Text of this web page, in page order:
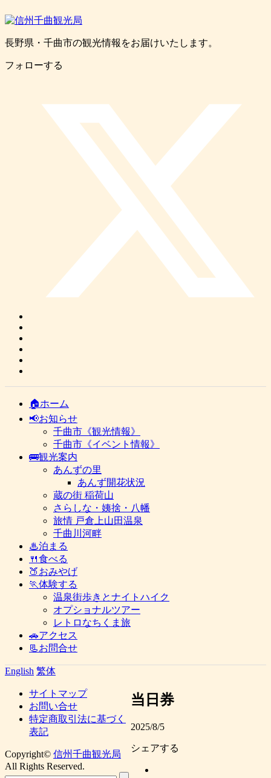
長野県・千曲市の観光情報をお届けいたします。
フォローする
🏠ホーム
📢お知らせ
千曲市《観光情報》
千曲市《イベント情報》
🚌観光案内
あんずの里
あんず開花状況
蔵の街 稲荷山
さらしな・姨捨・八幡
旅情 戸倉上山田温泉
千曲川河畔
♨泊まる
🍴食べる
🍑おみやげ
🏃体験する
温泉街歩きとナイトハイク
オプショナルツアー
レトロなちくま旅
🚗アクセス
📃お問合せ
English 繁体
当日券
2025/8/5
シェアする
サイトマップ
お問い合せ
特定商取引法に基づく
表記
Copyright© 信州千曲観光局
All Rights Reserved.